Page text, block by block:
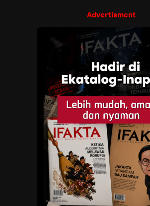
Advertisment